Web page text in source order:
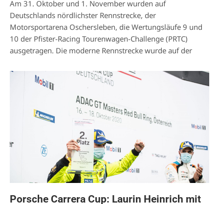
Am 31. Oktober und 1. November wurden auf
Deutschlands nördlichster Rennstrecke, der
Motorsportarena Oschersleben, die Wertungsläufe 9 und
10 der Pfister-Racing Tourenwagen-Challenge (PRTC)
ausgetragen. Die moderne Rennstrecke wurde auf der
Porsche Carrera Cup: Laurin Heinrich mit